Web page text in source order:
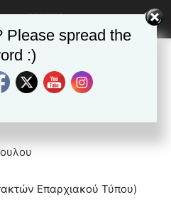
φέτος.
Επαρχιακού Τύπου)
Please spread the
:)